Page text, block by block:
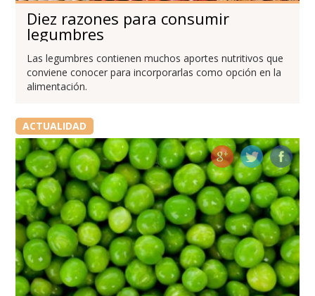
Diez razones para consumir
legumbres
Las legumbres contienen muchos aportes nutritivos que
conviene conocer para incorporarlas como opción en la
alimentación.
ACTUALIDAD